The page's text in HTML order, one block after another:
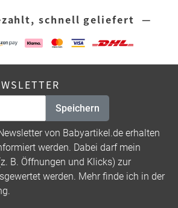
schnell geliefert —
Speichern
von Babyartikel.de erhalten
werden. Dabei darf mein
B. Öffnungen und Klicks) zur
werden. Mehr finde ich in der
.